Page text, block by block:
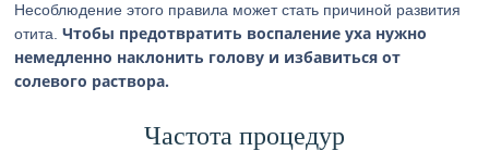
Несоблюдение этого правила может стать причиной развития
отита.Чтобы предотвратить воспаление уха нужно
немедленно наклонить голову и избавиться от
солевого раствора.
Частота процедур